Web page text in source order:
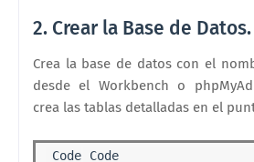
2. Crear la Base de Datos.
Crea la base de datos con el
desde el Workbench o
crea las tablas detalladas en el